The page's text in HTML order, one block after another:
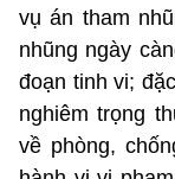
vụ án tham
nhũng ngày
đoạn tinh vi;
nghiêm trọng
về phòng,